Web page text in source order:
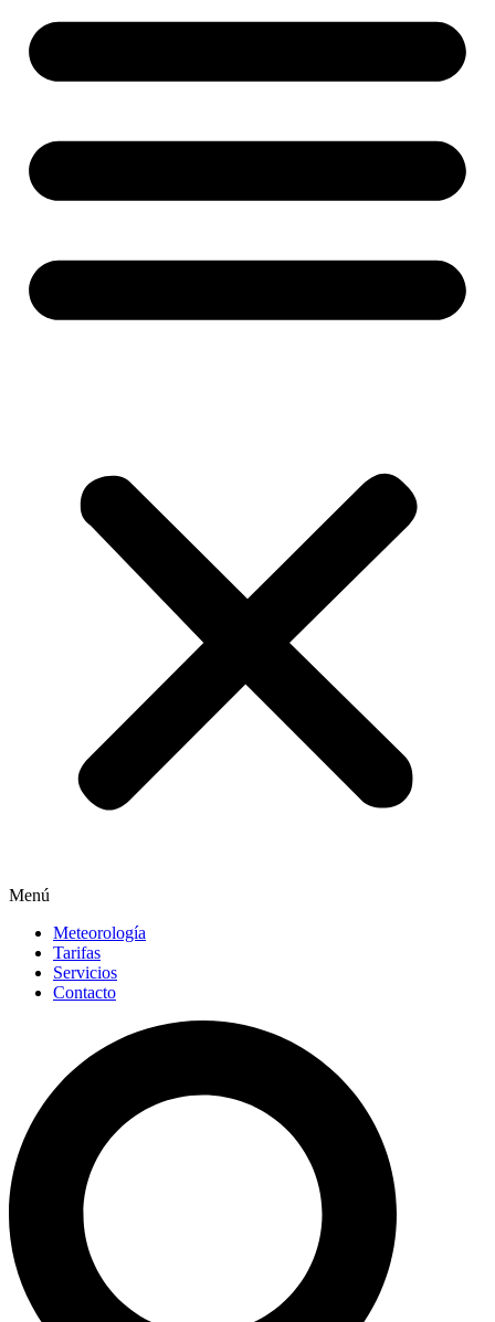
Menú
Meteorología
Tarifas
Servicios
Contacto